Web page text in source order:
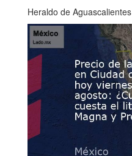
Heraldo de Aguascalientes